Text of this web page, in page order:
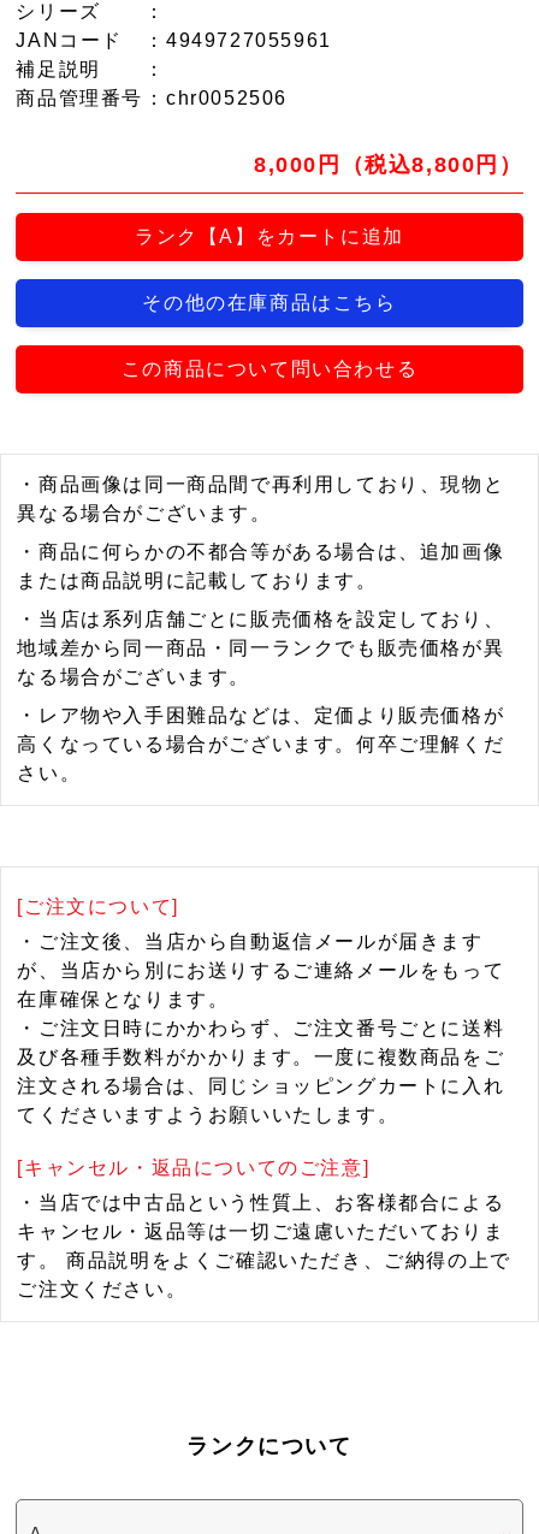
シリーズ
：
JANコード
：4949727055961
補足説明
：
商品管理番号 ：chr0052506
8,000円（税込8,800円）
ランク【A】をカートに追加
その他の在庫商品はこちら
この商品について問い合わせる
・商品画像は同一商品間で再利用しており、現物と
異なる場合がございます。
・商品に何らかの不都合等がある場合は、追加画像
または商品説明に記載しております。
・当店は系列店舗ごとに販売価格を設定しており、
地域差から同一商品・同一ランクでも販売価格が異
なる場合がございます。
・レア物や入手困難品などは、定価より販売価格が
高くなっている場合がございます。何卒ご理解くだ
さい。
[ご注文について]
・ご注文後、当店から自動返信メールが届きます
が、当店から別にお送りするご連絡メールをもって
在庫確保となります。
・ご注文日時にかかわらず、ご注文番号ごとに送料
及び各種手数料がかかります。一度に複数商品をご
注文される場合は、同じショッピングカートに入れ
てくださいますようお願いいたします。
[キャンセル・返品についてのご注意]
・当店では中古品という性質上、お客様都合による
キャンセル・返品等は一切ご遠慮いただいておりま
す。 商品説明をよくご確認いただき、ご納得の上で
ご注文ください。
ランクについて